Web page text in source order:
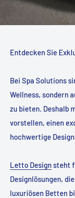
Entdecken Sie
Bei Spa Solutions
Wellness, sondern
zu bieten. Deshalb
vorstellen, einen
hochwertige
Letto Designsteht
Designlösungen,
luxuriösen Betten